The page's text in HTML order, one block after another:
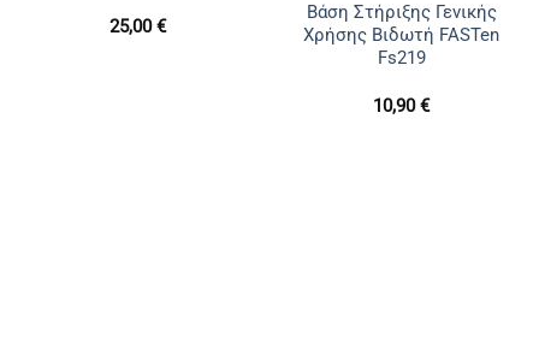
25,00€
Βάση Στήριξης Γενικής
Χρήσης Βιδωτή FASTen
Fs219
10,90€